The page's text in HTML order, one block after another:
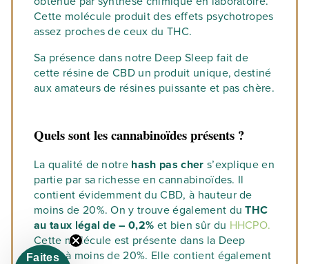
Cette molécule produit des effets psychotropes
assez proches de ceux du THC.
Sa présence dans notre Deep Sleep fait de
cette résine de CBD un produit unique, destiné
aux amateurs de résines puissante et pas chère.
Quels sont les cannabinoïdes présents ?
La qualité de notre hash pas cher s’explique en
partie par sa richesse en cannabinoïdes. Il
contient évidemment du CBD, à hauteur de
moins de 20%. On y trouve également duTHC
au taux légal de – 0,2% et bien sûr du HHCPO.
Cette molécule est présente dans la Deep
Sleep à moins de 20%. Elle contient également
Faites